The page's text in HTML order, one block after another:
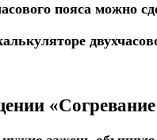
пояса можно